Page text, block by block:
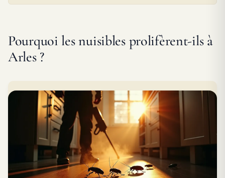
Pourquoi les nuisibles prolifèrent-ils à
Arles ?